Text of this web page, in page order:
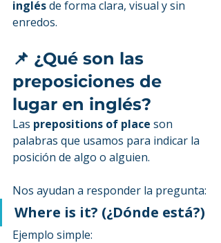
inglés de forma clara, visual y sin
enredos.
📌 ¿Qué son las
preposiciones de
lugar en inglés?
Las prepositions of place son
palabras que usamos para indicar la
posición de algo o alguien.
Nos ayudan a responder la pregunta:
Where is it? (¿Dónde está?)
Ejemplo simple: